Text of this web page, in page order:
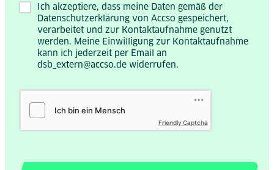
Ich akzeptiere, dass meine Daten gemäß der
Datenschutzerklärung von Accso gespeichert,
verarbeitet und zur Kontaktaufnahme genutzt
werden. Meine Einwilligung zur Kontaktaufnahme
kann ich jederzeit per Email an
dsb_extern@accso.de widerrufen.
Friendly Captcha